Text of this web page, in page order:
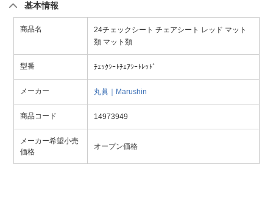
基本情報
商品名
24チェックシート チェアシート レッド マット
類 マット類
型番 ﾁｪｯｸｼｰﾄﾁｪｱｼｰﾄﾚｯﾄﾞ
メーカー 丸眞｜Marushin
商品コード 14973949
メーカー希望小売
価格
オープン価格